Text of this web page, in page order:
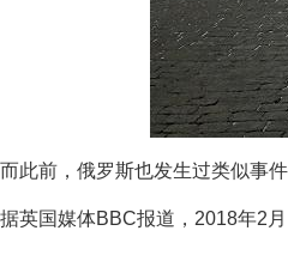
而此前，俄罗斯也发生过类似事件
据英国媒体BBC报道，2018年2